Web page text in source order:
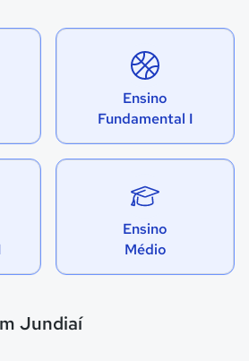
Ensino
Fundamental I
Ensino
Médio
Jundiaí